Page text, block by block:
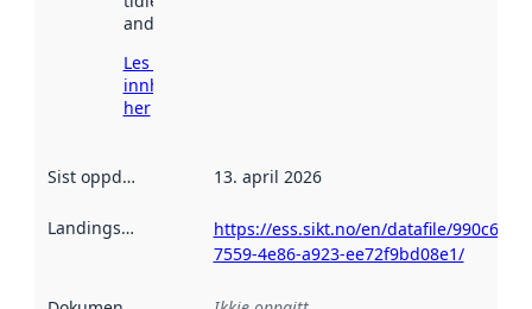
andre stader.
Les meir om
innhenting
her
Sist oppdatert 13. april 2026
Landingsside
https://ess.sikt.no/en/datafile/
7559-4e86-a923-ee72f9bd08e1/